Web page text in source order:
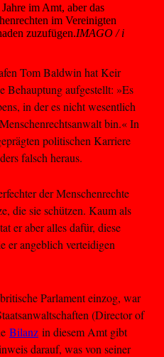
im Amt, aber das
im Vereinigten
zuzufügen.IMAGO / i
Tom Baldwin hat Keir
Behauptung aufgestellt: »Es
in der es nicht wesentlich
bin.« In
politischen Karriere
falsch heraus.
der Menschenrechte
die sie schützen. Kaum als
er aber alles dafür, diese
er angeblich verteidigen
Parlament einzog, war
(Director of
Bilanz in diesem Amt gibt
darauf, was von seiner